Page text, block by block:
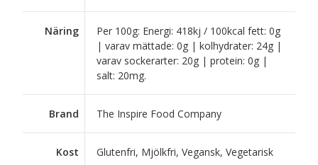
Näring
Per 100g: Energi: 418kj / 100kcal fett: 0g
| varav mättade: 0g | kolhydrater: 24g |
varav sockerarter: 20g | protein: 0g |
salt: 20mg.
Brand The Inspire Food Company
Kost Glutenfri, Mjölkfri, Vegansk, Vegetarisk